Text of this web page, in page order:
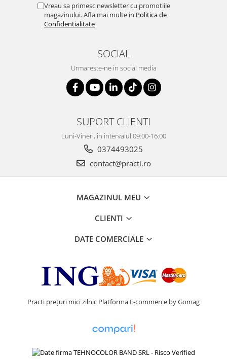
Vreau sa primesc newsletter cu promotiile
magazinului. Afla mai multe in Politica de
Confidentialitate
SOCIAL
Urmareste-ne in social media
SUPORT CLIENTI
Luni-Vineri, în intervalul 09:00-16:00
0374493025
contact@practi.ro
MAGAZINUL MEU
CLIENTI
DATE COMERCIALE
Practi prețuri mici zilnic Platforma E-commerce by Gomag